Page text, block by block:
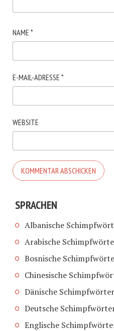
NAME *
E-MAIL-ADRESSE *
WEBSITE
SPRACHEN
Albanische
Arabische
Bosnische
Chinesische
Dänische Schimpfwörter
Deutsche
Englische